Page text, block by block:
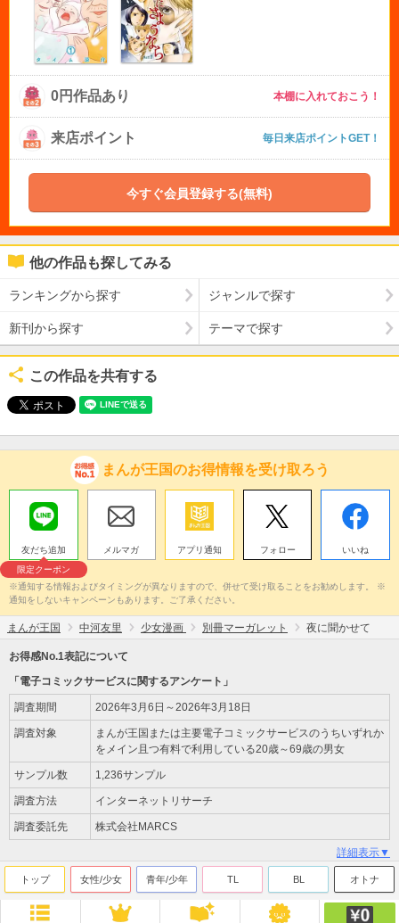
0円作品あり 本棚に入れておこう！
来店ポイント 毎日来店ポイントGET！
今すぐ会員登録する(無料)
他の作品も探してみる
ランキングから探す ジャンルで探す
新刊から探す テーマで探す
この作品を共有する
まんが王国のお得情報を受け取ろう
友だち追加
限定クーポン
メルマガ アプリ通知 フォロー いいね
※通知する情報およびタイミングが異なりますので、併せて受け取ることをお勧めします。 ※
通知をしないキャンペーンもあります。ご了承ください。
まんが王国 中河友里 少女漫画 別冊マーガレット 夜に聞かせて
お得感No.1表記について
「電子コミックサービスに関するアンケート」
調査期間 2026年3月6日～2026年3月18日
調査対象
まんが王国または主要電子コミックサービスのうちいずれか
をメイン且つ有料で利用している20歳～69歳の男女
サンプル数 1,236サンプル
調査方法 インターネットリサーチ
調査委託先 株式会社MARCS
詳細表示▼
トップ 女性/少女 青年/少年 TL BL オトナ